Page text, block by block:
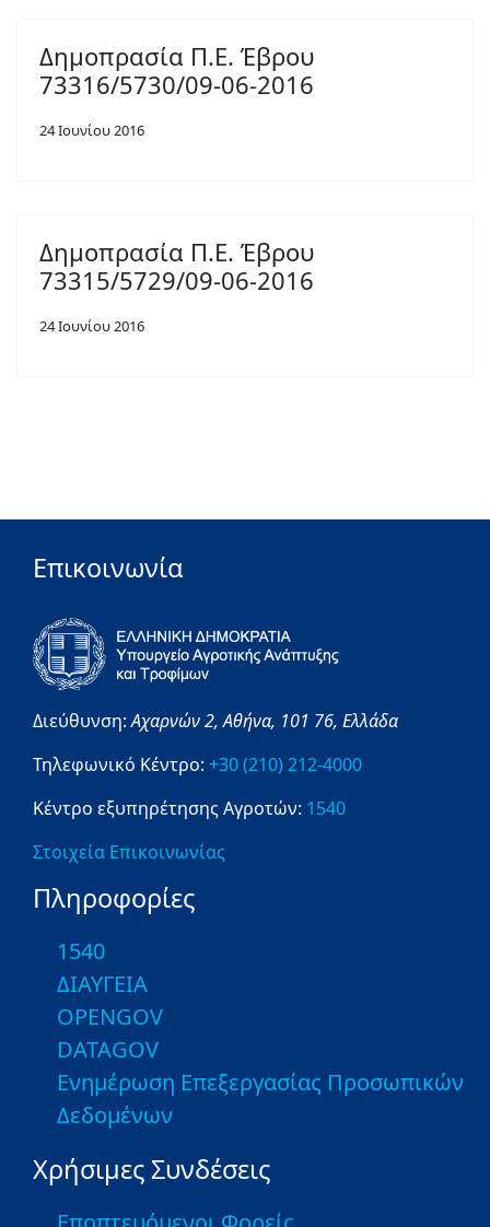
Δημοπρασία Π.Ε. Έβρου
73316/5730/09-06-2016
24 Ιουνίου 2016
Δημοπρασία Π.Ε. Έβρου
73315/5729/09-06-2016
24 Ιουνίου 2016
Επικοινωνία
Διεύθυνση:Αχαρνών 2,Αθήνα, 101 76, Ελλάδα
Τηλεφωνικό Κέντρο: +30 (210) 212-4000
Κέντρο εξυπηρέτησης Αγροτών: 1540
Στοιχεία Επικοινωνίας
Πληροφορίες
1540
ΔΙΑΥΓΕΙΑ
OPENGOV
DATAGOV
Ενημέρωση Επεξεργασίας Προσωπικών
Δεδομένων
Χρήσιμες Συνδέσεις